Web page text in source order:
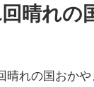
晴れの
晴れの国おか